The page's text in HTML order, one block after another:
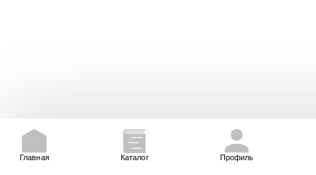
Главная Каталог Профиль